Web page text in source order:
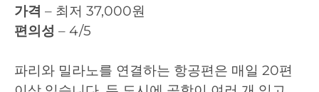
가격 – 최저 37,000원
편의성 – 4/5
파리와 밀라노를 연결하는 항공편은 매일 20편